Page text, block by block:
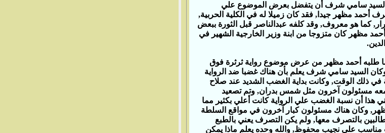
سامي شرف أن يتفضل بعرض الموضوع علي
أحمد مظهر جيدا‏,‏ فقد كان زميلا له في الكلية الحربية‏,‏
كما هو معروف‏,‏ وقد كلفه عبدالناصر قبل الثورة ببعض
مظهر كان متزوجا من ابنة وزير الخارجية الشهير في
طلبه أحمد مظهر من عرض موضوع رواية ثرثرة فوق
وكان السيد سامي شرف يعلم بأن هناك غضبا ضد الرواية
ذلك الوقت‏,‏ وكانت بداية الغضب الشديد عند صلاح
مسئولون آخرون مثل شمس بدران‏,‏ وتم تصعيد
هذا أن نسبة الغضب علي الرواية كانت أعلي بكثير مما
وكان هناك مسئولون كبار آخرون في مواقع السلطة
بالتصرف معها‏,‏ ولم يكن التصرف يعني بالطبع
علي نجيب محفوظ‏,‏ والله وحده يعلم ماذا يمكن